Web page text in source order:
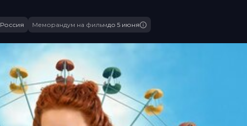
Россия Меморандум на фильмдо 5 июня